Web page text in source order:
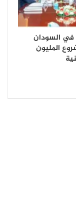
في السودان
المليون